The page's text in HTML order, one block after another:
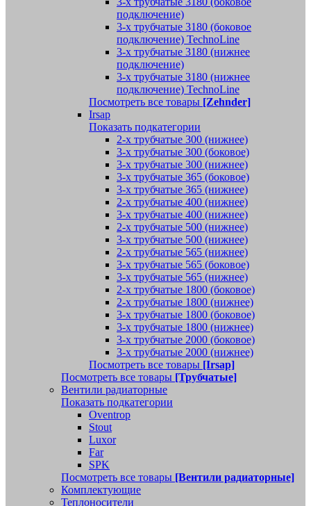
подключение)
3-х трубчатые 3180 (боковое
подключение) TechnoLine
3-х трубчатые 3180 (нижнее
подключение)
3-х трубчатые 3180 (нижнее
подключение) TechnoLine
Посмотреть все товары [Zehnder]
Irsap
Показать подкатегории
2-х трубчатые 300 (нижнее)
3-х трубчатые 300 (боковое)
3-х трубчатые 300 (нижнее)
3-х трубчатые 365 (боковое)
3-х трубчатые 365 (нижнее)
2-х трубчатые 400 (нижнее)
3-х трубчатые 400 (нижнее)
2-х трубчатые 500 (нижнее)
3-х трубчатые 500 (нижнее)
2-х трубчатые 565 (нижнее)
3-х трубчатые 565 (боковое)
3-х трубчатые 565 (нижнее)
2-х трубчатые 1800 (боковое)
2-х трубчатые 1800 (нижнее)
3-х трубчатые 1800 (боковое)
3-х трубчатые 1800 (нижнее)
3-х трубчатые 2000 (боковое)
3-х трубчатые 2000 (нижнее)
Посмотреть все товары [Irsap]
Посмотреть все товары [Трубчатые]
Вентили радиаторные
Показать подкатегории
Oventrop
Stout
Luxor
Far
SPK
Посмотреть все товары [Вентили радиаторные]
Комплектующие
Теплоносители